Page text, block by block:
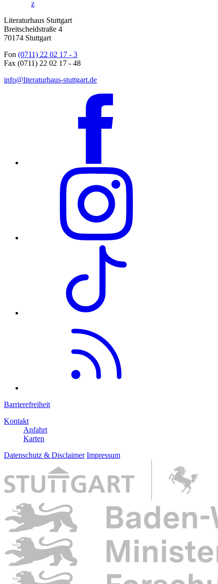
z
Literaturhaus Stuttgart
Breitscheidstraße 4
70174 Stuttgart
Fon (0711) 22 02 17 - 3
Fax (0711) 22 02 17 - 48
info@literaturhaus-stuttgart.de
Barrierefreiheit
Kontakt
Anfahrt
Karten
Datenschutz & Disclaimer Impressum